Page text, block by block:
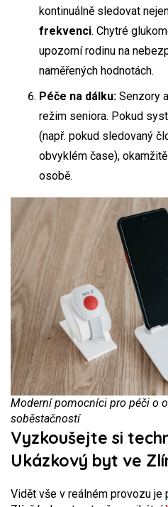
kontinuálně sledovat
frekvenci. Chytré
upozorní rodinu na
naměřených hodnotách.
Péče na dálku: Senzory
režim seniora. Pokud
(např. pokud sledovaný
obvyklém čase),
osobě.
Moderní pomocníci pro péči o
soběstačností
Vyzkoušejte si
Ukázkový byt ve
Vidět vše v reálném provozu je